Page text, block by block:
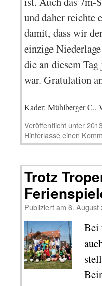
und daher reichte
damit, dass wir
einzige
die an diesem
war. Gratulation
Kader: Mühlberger C.,
Veröffentlicht unter2013
Hinterlasse einen
Trotz
Publiziert am 6. August
Bei